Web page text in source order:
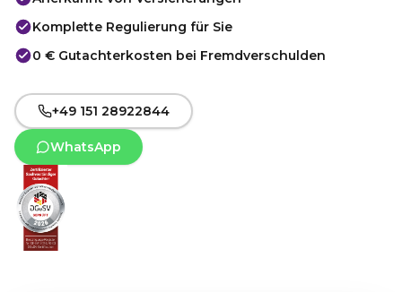
Komplette Regulierung für Sie
0 € Gutachterkosten bei Fremdverschulden
+49 151 28922844
WhatsApp